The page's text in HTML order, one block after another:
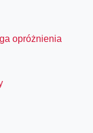
opróżnienia